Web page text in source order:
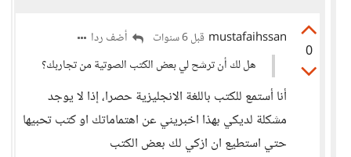
0
mustafaihssan قبل 6 سنوات
أضف ردا
هل لك أن ترشح لي بعض الكتب الصوتية من تجاربك؟
أنا أستمع للكتب باللغة الانجليزية حصرا، إذا لا يوجد
مشكلة لديكي بهذا اخبريني عن اهتماماتك او كتب تحبيها
حتي استطيع ان ازكي لك بعض الكتب